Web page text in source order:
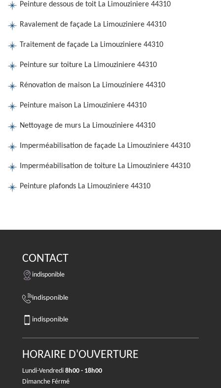
Peinture dessous de toit La Limouziniere 44310
Ravalement de façade La Limouziniere 44310
Traitement de façade La Limouziniere 44310
Peinture sur toiture La Limouziniere 44310
Rénovation de maison La Limouziniere 44310
Peinture maison La Limouziniere 44310
Nettoyage de murs La Limouziniere 44310
Imperméabilisation de façade La Limouziniere 44310
Imperméabilisation de toiture La Limouziniere 44310
Peinture plafonds La Limouziniere 44310
CONTACT
indisponible
indisponible
indisponible
HORAIRE D'OUVERTURE
Lundi-Vendredi 8h00 - 18h00
Dimanche Férmé